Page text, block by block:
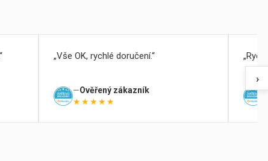
Vše OK, rychlé doručení.
Ověřený zákazník
★★★★★
›